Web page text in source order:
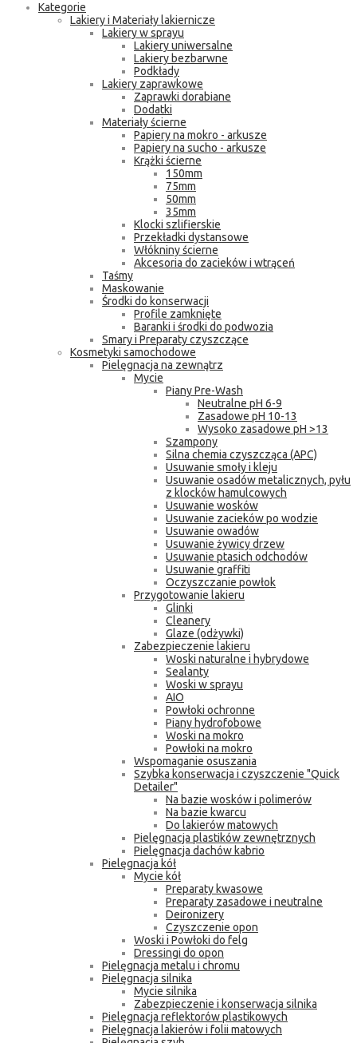
Kategorie
Lakiery i Materiały lakiernicze
Lakiery w sprayu
Lakiery uniwersalne
Lakiery bezbarwne
Podkłady
Lakiery zaprawkowe
Zaprawki dorabiane
Dodatki
Materiały ścierne
Papiery na mokro - arkusze
Papiery na sucho - arkusze
Krążki ścierne
150mm
75mm
50mm
35mm
Klocki szlifierskie
Przekładki dystansowe
Włókniny ścierne
Akcesoria do zacieków i wtrąceń
Taśmy
Maskowanie
Środki do konserwacji
Profile zamknięte
Baranki i środki do podwozia
Smary i Preparaty czyszczące
Kosmetyki samochodowe
Pielęgnacja na zewnątrz
Mycie
Piany Pre-Wash
Neutralne pH 6-9
Zasadowe pH 10-13
Wysoko zasadowe pH >13
Szampony
Silna chemia czyszcząca (APC)
Usuwanie smoły i kleju
Usuwanie osadów metalicznych, pyłu
z klocków hamulcowych
Usuwanie wosków
Usuwanie zacieków po wodzie
Usuwanie owadów
Usuwanie żywicy drzew
Usuwanie ptasich odchodów
Usuwanie graffiti
Oczyszczanie powłok
Przygotowanie lakieru
Glinki
Cleanery
Glaze (odżywki)
Zabezpieczenie lakieru
Woski naturalne i hybrydowe
Sealanty
Woski w sprayu
AIO
Powłoki ochronne
Piany hydrofobowe
Woski na mokro
Powłoki na mokro
Wspomaganie osuszania
Szybka konserwacja i czyszczenie "Quick
Detailer"
Na bazie wosków i polimerów
Na bazie kwarcu
Do lakierów matowych
Pielęgnacja plastików zewnętrznych
Pielęgnacja dachów kabrio
Pielęgnacja kół
Mycie kół
Preparaty kwasowe
Preparaty zasadowe i neutralne
Deironizery
Czyszczenie opon
Woski i Powłoki do felg
Dressingi do opon
Pielęgnacja metalu i chromu
Pielęgnacja silnika
Mycie silnika
Zabezpieczenie i konserwacja silnika
Pielęgnacja reflektorów plastikowych
Pielęgnacja lakierów i folii matowych